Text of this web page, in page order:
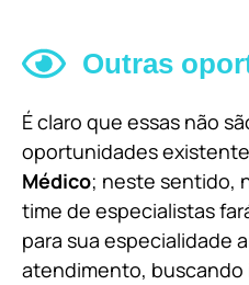
Outras
É claro que essas não
oportunidades
Médico; neste sentido,
time de especialistas
para sua especialidade
atendimento,